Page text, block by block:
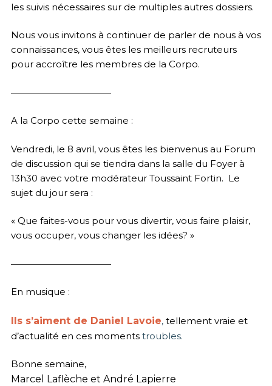
les suivis nécessaires sur de multiples autres dossiers.
Nous vous invitons à continuer de parler de nous à vos
connaissances, vous êtes les meilleurs recruteurs
pour accroître les membres de la Corpo.
———————————
A la Corpo cette semaine :
Vendredi, le 8 avril, vous êtes les bienvenus au Forum
de discussion qui se tiendra dans la salle du Foyer à
13h30 avec votre modérateur Toussaint Fortin. Le
sujet du jour sera :
« Que faites-vous pour vous divertir, vous faire plaisir,
vous occuper, vous changer les idées? »
———————————
En musique :
Ils s’aiment de Daniel Lavoie, tellement vraie et
d’actualité en ces momentstroubles.
Bonne semaine,
Marcel Laflèche et André Lapierre